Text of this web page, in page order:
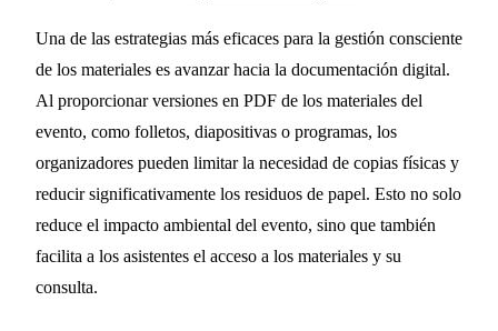
Una de las estrategias más eficaces para la gestión consciente
de los materiales es avanzar hacia la documentación digital.
Al proporcionar versiones en PDF de los materiales del
evento, como folletos, diapositivas o programas, los
organizadores pueden limitar la necesidad de copias físicas y
reducir significativamente los residuos de papel. Esto no solo
reduce el impacto ambiental del evento, sino que también
facilita a los asistentes el acceso a los materiales y su
consulta.